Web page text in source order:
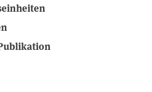
Kyoto-Protokolls in Anspruch nehmen zu
mit den Inventartabellen den
(NIR) vor, der sich auf den Zeitraum
bezieht und die Methoden sowie die
auf denen die Berechnungen basieren.